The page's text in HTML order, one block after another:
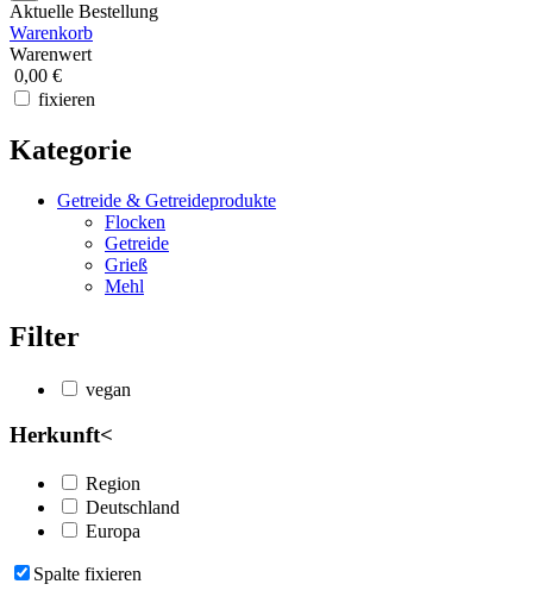
Aktuelle Bestellung
Warenkorb
Warenwert
0,00 €
fixieren
Kategorie
Getreide & Getreideprodukte
Flocken
Getreide
Grieß
Mehl
Filter
vegan
Herkunft<
Region
Deutschland
Europa
Spalte fixieren